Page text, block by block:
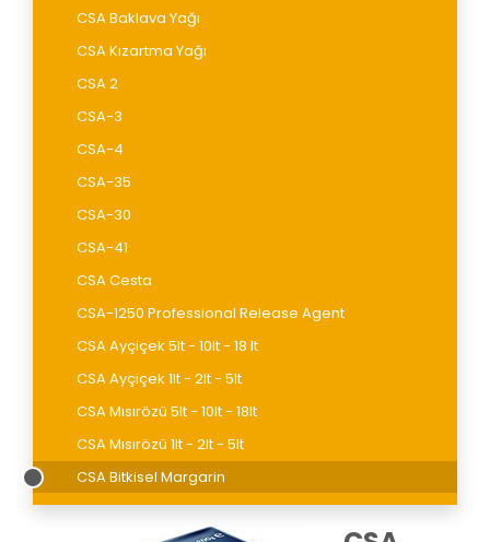
CSA Baklava Yağı
CSA Kızartma Yağı
CSA 2
CSA-3
CSA-4
CSA-35
CSA-30
CSA-41
CSA Cesta
CSA-1250 Professional Release Agent
CSA Ayçiçek 5lt - 10lt - 18 lt
CSA Ayçiçek 1lt - 2lt - 5lt
CSA Mısırözü 5lt - 10lt - 18lt
CSA Mısırözü 1lt - 2lt - 5lt
CSA Bitkisel Margarin